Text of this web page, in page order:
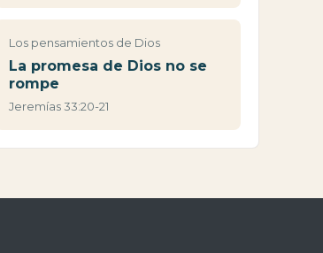
Los pensamientos de Dios
La promesa de Dios no se
rompe
Jeremías 33:20-21